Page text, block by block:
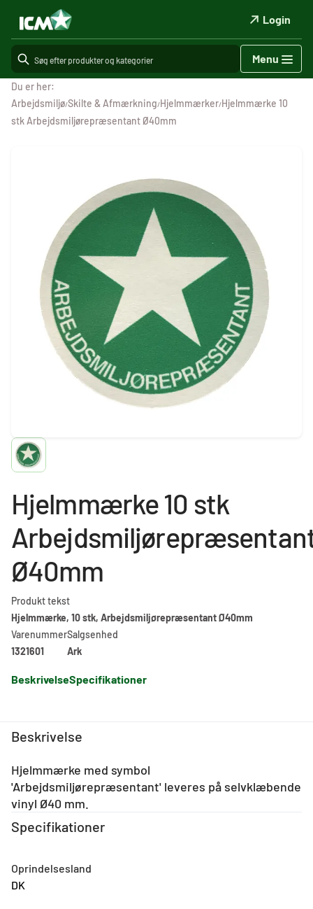
Login
Menu
Du er her:
Arbejdsmiljø/Skilte & Afmærkning/Hjelmmærker/Hjelmmærke 10
stk Arbejdsmiljørepræsentant Ø40mm
Hjelmmærke 10 stk
Ø40mm
Produkt tekst
Hjelmmærke, 10 stk, Arbejdsmiljørepræsentant Ø40mm
Varenummer
1321601
Salgsenhed
Ark
BeskrivelseSpecifikationer
Beskrivelse
Hjelmmærke med symbol
'Arbejdsmiljørepræsentant' leveres på selvklæbende
vinyl Ø40 mm.
Specifikationer
Oprindelsesland
DK